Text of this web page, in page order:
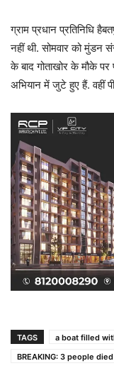
ग्राम प्रधान प्रतिनिधि
नहीं थी. सोमवार को मुंडन
के बाद गोताखोर के मौके
अभियान में जुटे हुए हैं. वहीं
TAGS
a boat filled
BREAKING: 3 people died